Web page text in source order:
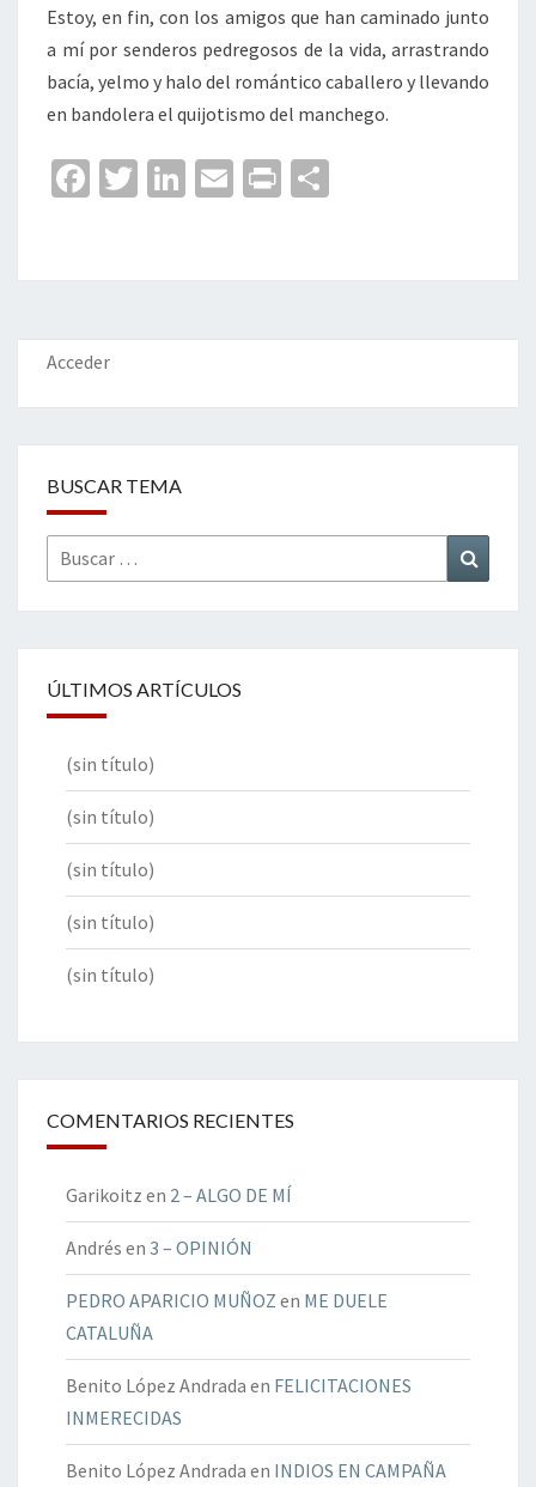
Estoy, en fin, con los amigos que han caminado junto
a mí por senderos pedregosos de la vida, arrastrando
bacía, yelmo y halo del romántico caballero y llevando
en bandolera el quijotismo del manchego.
Fa
o
o
k
T
er
Li
dI
n
E
l
Pr
p
ar
Acceder
BUSCAR TEMA
Buscar
por:
ÚLTIMOS ARTÍCULOS
(sin título)
(sin título)
(sin título)
(sin título)
(sin título)
COMENTARIOS RECIENTES
Garikoitz en 2 – ALGO DE MÍ
Andrés en 3 – OPINIÓN
PEDRO APARICIO MUÑOZ en ME DUELE
CATALUÑA
Benito López Andrada en FELICITACIONES
INMERECIDAS
Benito López Andrada en INDIOS EN CAMPAÑA